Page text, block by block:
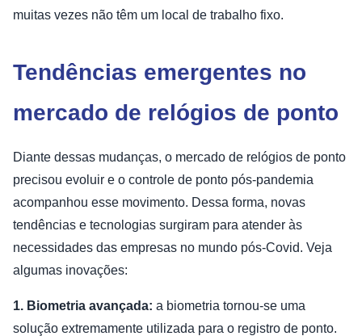
muitas vezes não têm um local de trabalho fixo.
Tendências emergentes no
mercado de relógios de ponto
Diante dessas mudanças, o mercado de relógios de ponto
precisou evoluir e o controle de ponto pós-pandemia
acompanhou esse movimento. Dessa forma, novas
tendências e tecnologias surgiram para atender às
necessidades das empresas no mundo pós-Covid. Veja
algumas inovações:
1. Biometria avançada: a biometria tornou-se uma
solução extremamente utilizada para o registro de ponto.